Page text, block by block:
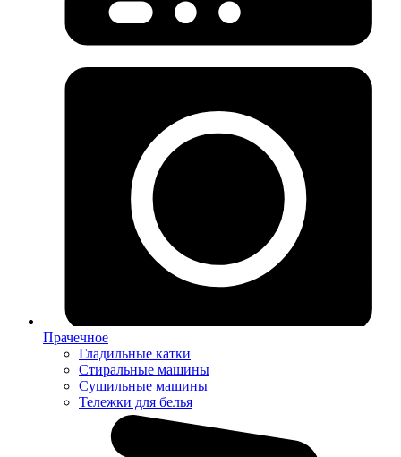
Прачечное
Гладильные катки
Стиральные машины
Сушильные машины
Тележки для белья